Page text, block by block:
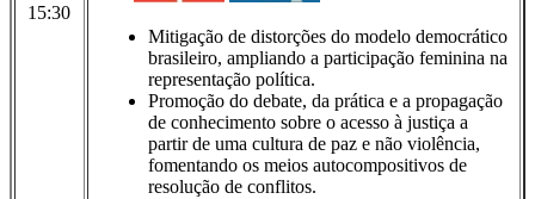
15:30
Mitigação de distorções do modelo democrático
brasileiro, ampliando a participação feminina na
representação política.
Promoção do debate, da prática e a propagação
de conhecimento sobre o acesso à justiça a
partir de uma cultura de paz e não violência,
fomentando os meios autocompositivos de
resolução de conflitos.